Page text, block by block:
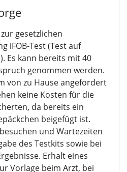
gesetzlichen
iFOB-Test (Test auf
Es kann bereits mit 40
genommen werden.
von zu Hause angefordert
keine Kosten für die
da bereits ein
beigefügt ist.
und Wartezeiten
des Testkits sowie bei
Erhalt eines
Vorlage beim Arzt, bei